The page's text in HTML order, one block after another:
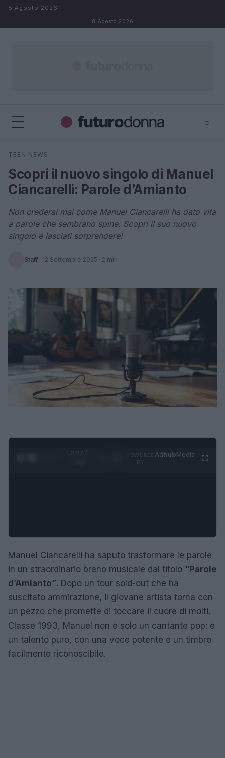
Salta al contenuto
8 Agosto 2026
8 Agosto 2026
⌕
Cerca
TEEN NEWS
Scopri il nuovo singolo di Manuel
Ciancarelli: Parole d’Amianto
Non crederai mai come Manuel Ciancarelli ha dato vita
a parole che sembrano spine. Scopri il suo nuovo
singolo e lasciati sorprendere!
Staff · 12 Settembre 2025 · 2 min
0:28 /
AdhubMedia
Manuel Ciancarelli ha saputo trasformare le parole
in un straordinario brano musicale dal titolo “Parole
d’Amianto”. Dopo un tour sold-out che ha
suscitato ammirazione, il giovane artista torna con
un pezzo che promette di toccare il cuore di molti.
Classe 1993, Manuel non è solo un cantante pop: è
un talento puro, con una voce potente e un timbro
facilmente riconoscibile.